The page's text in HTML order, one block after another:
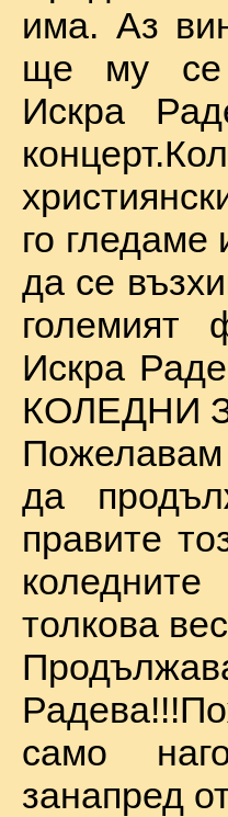
има. Аз
ще му се
Искра
го
да се
големият
Искра
КОЛЕДНИ
да
правите
толкова
само
занапред